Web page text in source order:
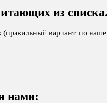
из списка.
(правильный вариант, по
нами: